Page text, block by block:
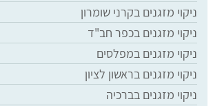
ניקוי מזגנים בקרני שומרון
ניקוי מזגנים בכפר חב"ד
ניקוי מזגנים במפלסים
ניקוי מזגנים בראשון לציון
ניקוי מזגנים בברכיה